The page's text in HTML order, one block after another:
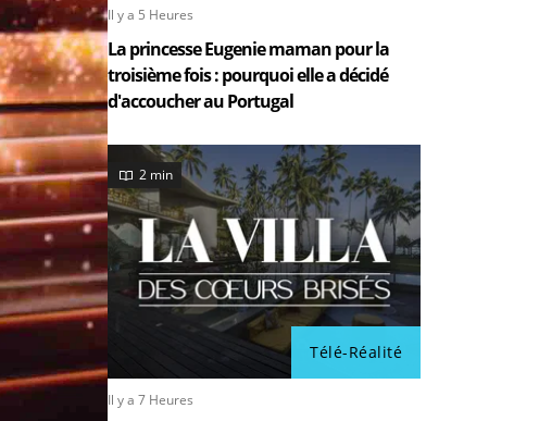
Il y a 5 Heures
La princesse Eugenie maman pour la
troisième fois : pourquoi elle a décidé
d'accoucher au Portugal
Télé-Réalité
2 min
Il y a 7 Heures